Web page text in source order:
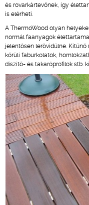
és rovarkártevőnek, így
is elérheti.
A ThermoWood olyan
normál faanyagok
jelentősen lerövidülne.
körüli faburkolatok,
díszítő- és takaróprofilok stb.